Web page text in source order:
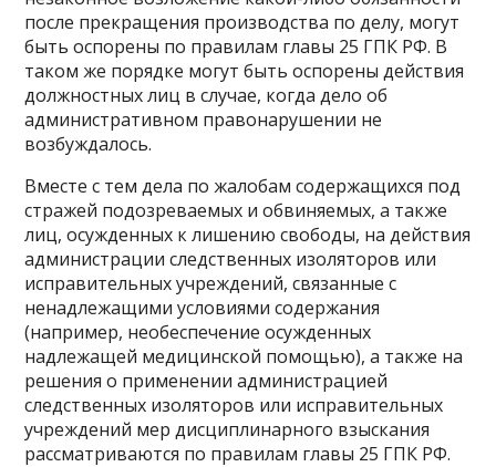
после прекращения производства по делу, могут
быть оспорены по правилам главы 25 ГПК РФ. В
таком же порядке могут быть оспорены действия
должностных лиц в случае, когда дело об
административном правонарушении не
возбуждалось.
Вместе с тем дела по жалобам содержащихся под
стражей подозреваемых и обвиняемых, а также
лиц, осужденных к лишению свободы, на действия
администрации следственных изоляторов или
исправительных учреждений, связанные с
ненадлежащими условиями содержания
(например, необеспечение осужденных
надлежащей медицинской помощью), а также на
решения о применении администрацией
следственных изоляторов или исправительных
учреждений мер дисциплинарного взыскания
рассматриваются по правилам главы 25 ГПК РФ.